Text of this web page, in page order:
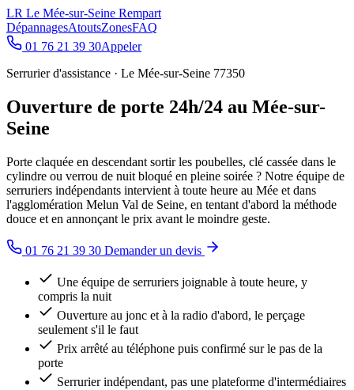
LR Le Mée-sur-Seine Rempart
DépannagesAtoutsZonesFAQ
01 76 21 39 30Appeler
Serrurier d'assistance · Le Mée-sur-Seine 77350
Ouverture de porte 24h/24 au Mée-sur-
Seine
Porte claquée en descendant sortir les poubelles, clé cassée dans le
cylindre ou verrou de nuit bloqué en pleine soirée ? Notre équipe de
serruriers indépendants intervient à toute heure au Mée et dans
l'agglomération Melun Val de Seine, en tentant d'abord la méthode
douce et en annonçant le prix avant le moindre geste.
01 76 21 39 30 Demander un devis
Une équipe de serruriers joignable à toute heure, y
compris la nuit
Ouverture au jonc et à la radio d'abord, le perçage
seulement s'il le faut
Prix arrêté au téléphone puis confirmé sur le pas de la
porte
Serrurier indépendant, pas une plateforme d'intermédiaires